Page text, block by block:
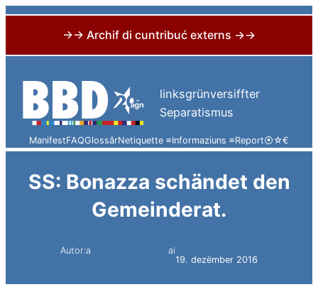
→→ Archif di cuntribuć externs →→
content
linksgrünversiffter
Separatismus
ManifestFAQGlossârNetiquette ≡Informaziuns ≡Report⦿☆€
SS: Bonazza schändet den
Gemeinderat.
Autor:a
ai
19. dezëmber 2016